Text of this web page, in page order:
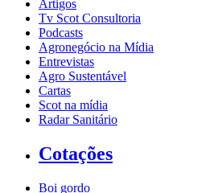
Artigos
Tv Scot Consultoria
Podcasts
Agronegócio na Mídia
Entrevistas
Agro Sustentável
Cartas
Scot na mídia
Radar Sanitário
Cotações
Boi gordo